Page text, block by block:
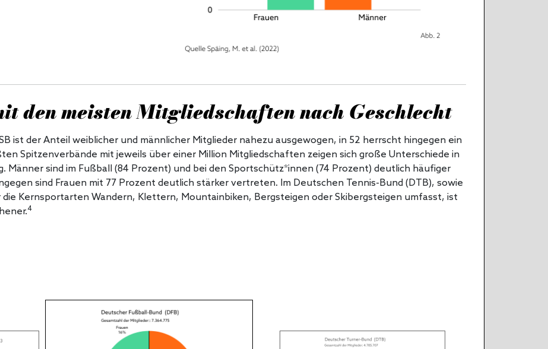
den meisten Mitgliedschaften nach Geschlecht
ist der Anteil weiblicher und männlicher Mitglieder nahezu ausgewogen, in 52 herrscht hingegen ein
Spitzenverbände mit jeweils über einer Million Mitgliedschaften zeigen sich große Unterschiede in
Männer sind im Fußball (84 Prozent) und bei den Sportschütz*innen (74 Prozent) deutlich häufiger
sind Frauen mit 77 Prozent deutlich stärker vertreten. Im Deutschen Tennis-Bund (DTB), sowie
Kernsportarten Wandern, Klettern, Mountainbiken, Bergsteigen oder Skibergsteigen umfasst, ist
4